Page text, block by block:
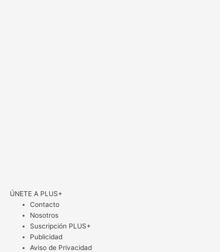
ÚNETE A PLUS+
Contacto
Nosotros
Suscripción PLUS+
Publicidad
Aviso de Privacidad